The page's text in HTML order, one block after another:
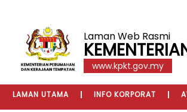
Laman Web Rasmi
www.kpkt.gov.my
LAMAN UTAMA INFO KORPORAT